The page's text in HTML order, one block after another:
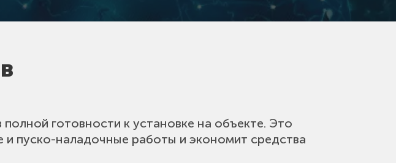
полной готовности к установке на объекте. Это
пуско-наладочные работы и экономит средства